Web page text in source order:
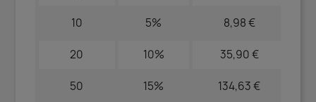
10 5% 8,98 €
20 10% 35,90 €
50 15% 134,63 €